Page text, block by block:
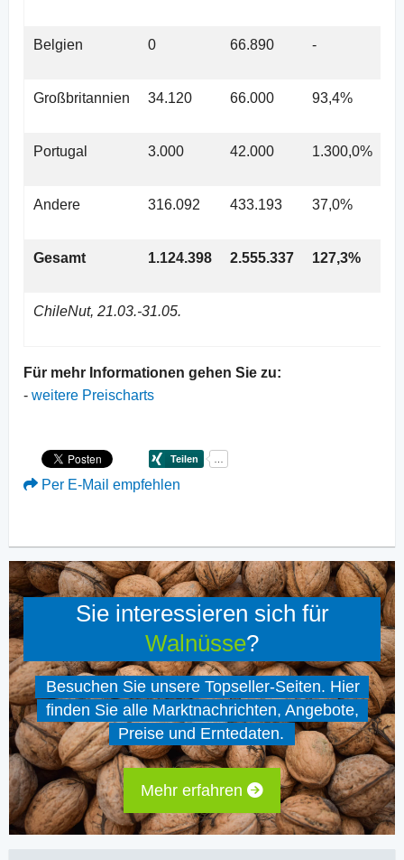
Belgien 0 66.890 -
Großbritannien 34.120 66.000 93,4%
Portugal 3.000 42.000 1.300,0%
Andere 316.092 433.193 37,0%
Gesamt 1.124.398 2.555.337 127,3%
ChileNut, 21.03.-31.05.
Für mehr Informationen gehen Sie zu:
- weitere Preischarts
Per E-Mail empfehlen
Sie interessieren sich für
Walnüsse?
Besuchen Sie unsere Topseller-Seiten. Hier
finden Sie alle Marktnachrichten, Angebote,
Preise und Erntedaten.
Mehr erfahren